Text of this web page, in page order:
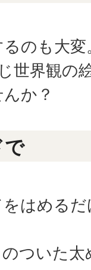
のも大変
世界観の
か？
で
はめる
ついた